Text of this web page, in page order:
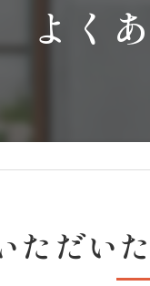
よく
ただい